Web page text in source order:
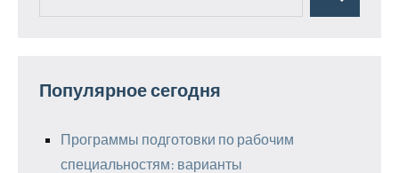
Поиск
Популярное сегодня
Программы подготовки по рабочим
специальностям: варианты